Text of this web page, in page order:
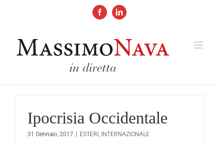
FacebookLinkedIn
Ipocrisia Occidentale
31 Gennaio, 2017 | ESTERI INTERNAZIONALE